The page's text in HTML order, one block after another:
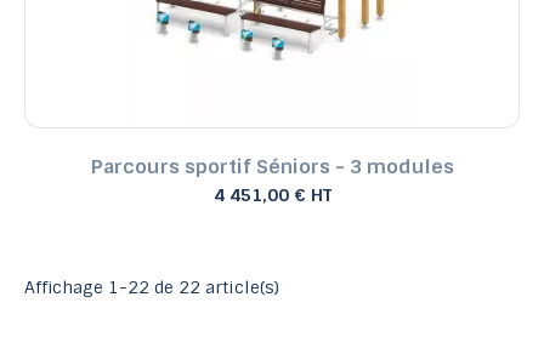
Parcours sportif Séniors - 3 modules
4 451,00 € HT
Affichage 1-22 de 22 article(s)